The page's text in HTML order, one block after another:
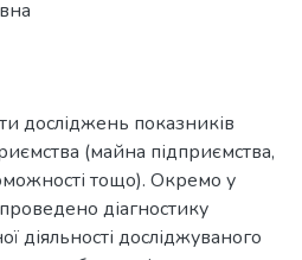
досліджень показників
(майна підприємства,
тощо). Окремо у
діагностику
діяльності досліджуваного